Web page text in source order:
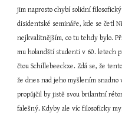
jim naprosto chybí solidní
disidentské semináře, kde se četl
nejkvalitnějším, co tu tehdy bylo.
mu holandští studenti v 60. letech
čtou Schillebeeckxe. Zdá se, že
že dnes nad jeho myšlením
propůjčil by jistě svou brilantní
falešný. Kdyby ale víc filosoficky